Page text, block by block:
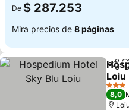
De $ 287.253
Mira precios de 8 páginas
Loiu
Ver
3
8,0